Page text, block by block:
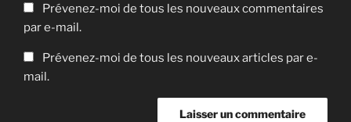
Prévenez-moi de tous les nouveaux commentaires
par e-mail.
Prévenez-moi de tous les nouveaux articles par e-
mail.